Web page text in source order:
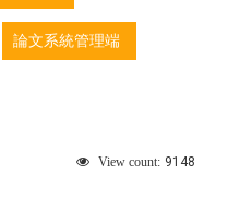
論文系統管理端
View count: 9148